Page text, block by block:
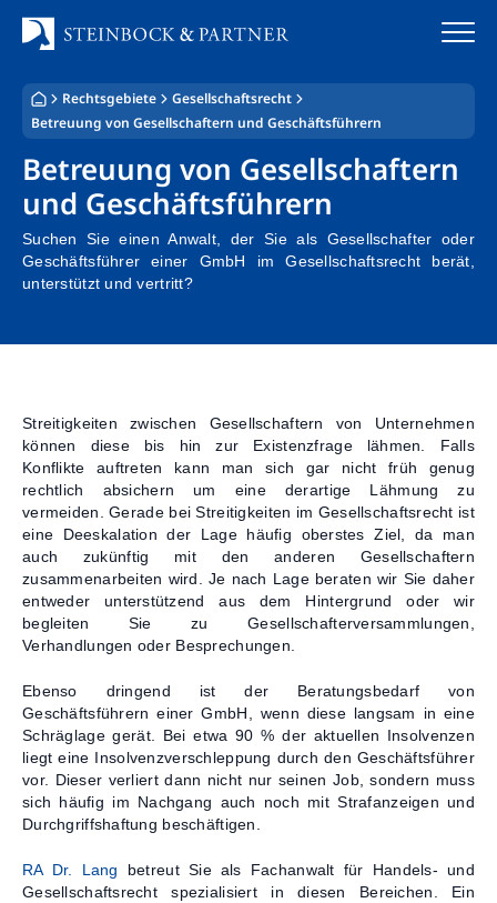
Inhalt
springen
Startseite
Kanzlei
Standorte
Stellenangebote
Kontakt
Rechtsgebiete
Gesellschaftsrecht
Betreuung von Gesellschaftern und Geschäftsführern
Betreuung von Gesellschaftern
und Geschäftsführern
Suchen Sie einen Anwalt, der Sie als Gesellschafter oder
Geschäftsführer einer GmbH im Gesellschaftsrecht berät,
unterstützt und vertritt?
Streitigkeiten zwischen Gesellschaftern von Unternehmen
können diese bis hin zur Existenzfrage lähmen. Falls
Konflikte auftreten kann man sich gar nicht früh genug
rechtlich absichern um eine derartige Lähmung zu
vermeiden. Gerade bei Streitigkeiten im Gesellschaftsrecht ist
eine Deeskalation der Lage häufig oberstes Ziel, da man
auch zukünftig mit den anderen Gesellschaftern
zusammenarbeiten wird. Je nach Lage beraten wir Sie daher
entweder unterstützend aus dem Hintergrund oder wir
begleiten Sie zu Gesellschafterversammlungen,
Verhandlungen oder Besprechungen.
Ebenso dringend ist der Beratungsbedarf von
Geschäftsführern einer GmbH, wenn diese langsam in eine
Schräglage gerät. Bei etwa 90 % der aktuellen Insolvenzen
liegt eine Insolvenzverschleppung durch den Geschäftsführer
vor. Dieser verliert dann nicht nur seinen Job, sondern muss
sich häufig im Nachgang auch noch mit Strafanzeigen und
Durchgriffshaftung beschäftigen.
RA Dr. Lang
betreut Sie als Fachanwalt für Handels- und
Gesellschaftsrecht spezialisiert in diesen Bereichen. Ein